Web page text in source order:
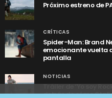
Próximo estreno de
CRÍTICAS
Spider-Man: Brand
emocionante vuelta
pantalla
NOTICIAS
Tráiler de ‘Yo soy
detrás de cómo